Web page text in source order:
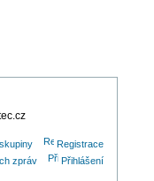
Registrace
zpráv Přihlášení